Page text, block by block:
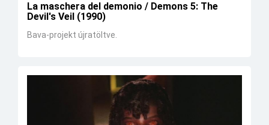
La maschera del demonio / Demons 5: The
Devil's Veil (1990)
Bava-projekt újratöltve.